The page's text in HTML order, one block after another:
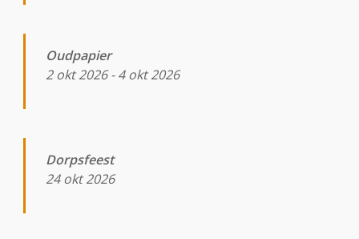
Oudpapier
2 okt 2026-4 okt 2026
Dorpsfeest
24 okt 2026